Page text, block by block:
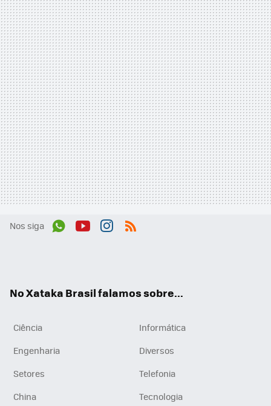
Nos siga
No Xataka Brasil falamos sobre...
Ciência
Informática
Engenharia
Diversos
Setores
Telefonia
China
Tecnologia